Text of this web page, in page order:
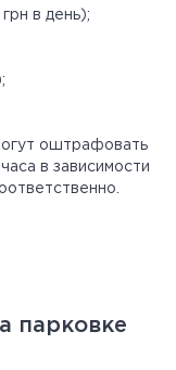
в день);
оштрафовать
в зависимости
парковке